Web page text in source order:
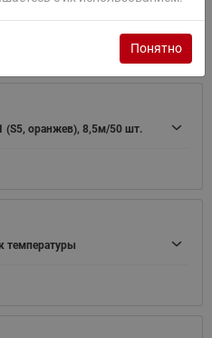
(S5, оранжев), 8,5м/50 шт.
температуры
Понятно